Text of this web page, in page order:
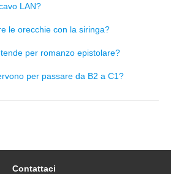
LAN?
le orecchie con la siringa?
per romanzo epistolare?
per passare da B2 a C1?
Contattaci